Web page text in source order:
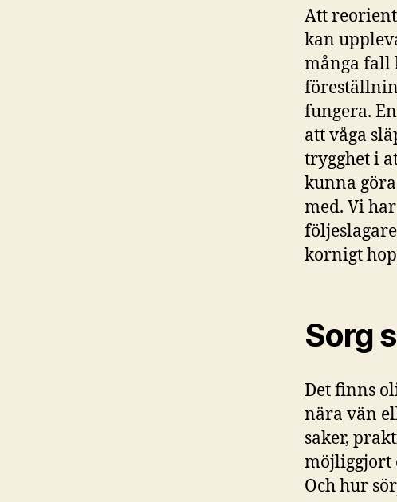
Att
kan
många fall
fungera.
att våga
trygghet i
kunna
med. Vi
kornigt
Sorg
Det finns
nära vän
saker,
möjliggjort
Och hur